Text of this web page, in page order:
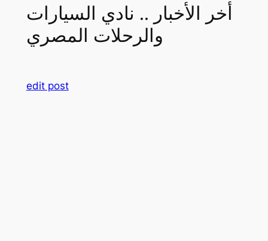
أخر الأخبار .. نادي السيارات
والرحلات المصري
edit post